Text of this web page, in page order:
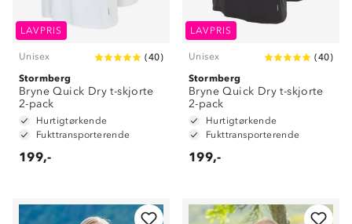
LAVPRIS
Unisex (40)
Stormberg
Bryne Quick Dry t-skjorte
2-pack
Hurtigtørkende
Fukttransporterende
199,-
LAVPRIS
Unisex (40)
Stormberg
Bryne Quick Dry t-skjorte
2-pack
Hurtigtørkende
Fukttransporterende
199,-